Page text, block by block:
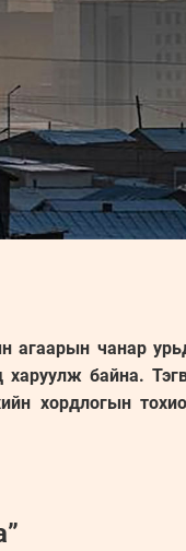
агаарын чанар
байна.
хордлогын